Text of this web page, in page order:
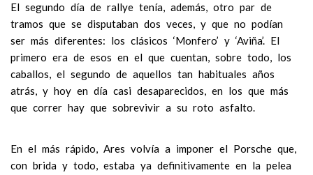
El segundo día de rallye tenía, además, otro par de
tramos que se disputaban dos veces, y que no podían
ser más diferentes: los clásicos ‘Monfero’ y ‘Aviña’. El
primero era de esos en el que cuentan, sobre todo, los
caballos, el segundo de aquellos tan habituales años
atrás, y hoy en día casi desaparecidos, en los que más
que correr hay que sobrevivir a su roto asfalto.
En el más rápido, Ares volvía a imponer el Porsche que,
con brida y todo, estaba ya definitivamente en la pelea